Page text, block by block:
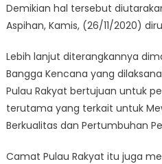
Demikian hal tersebut
Aspihan, Kamis, (26/11/2020)
Lebih lanjut diterangkannya
Bangga Kencana yang
Pulau Rakyat bertujuan untuk
terutama yang terkait untuk
Berkualitas dan Pertumbuhan
Camat Pulau Rakyat itu juga